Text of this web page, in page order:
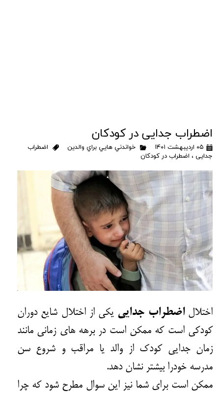
اضطراب جدایی در کودکان
۰۵ اردیبهشت ۱۴۰۱ خواندني هايي براي والدين
اضطراب
جدایی ، اضطراب در کودکان
اختلالاضطراب جدایی یکی از اختلال شایع دوران
کودکی است که ممکن است در برهه های زمانی مانند
زمان جدایی کودک از والد یا مراقب و شروع سن
مدرسه خودرا بیشتر نشان دهد.
ممکن است برای شما نیز این سوال مطرح شود که چرا